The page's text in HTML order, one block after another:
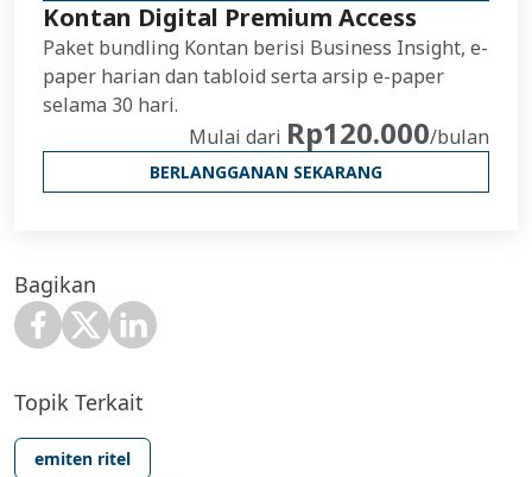
Kontan Digital Premium Access
Paket bundling Kontan berisi Business Insight, e-
paper harian dan tabloid serta arsip e-paper
selama 30 hari.
Mulai dari Rp120.000/bulan
BERLANGGANAN SEKARANG
Bagikan
Topik Terkait
emiten ritel